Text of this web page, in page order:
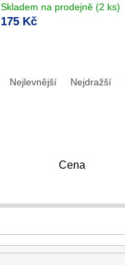
Skladem na prodejně (2 ks)
175 Kč
Nejlevnější Nejdražší
Cena